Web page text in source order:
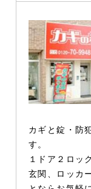
カギと錠・防
す。
１ドア２ロッ
玄関、ロッカ